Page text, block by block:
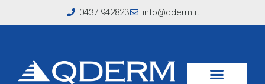
0437 942823 info@qderm.it
Tag:injector